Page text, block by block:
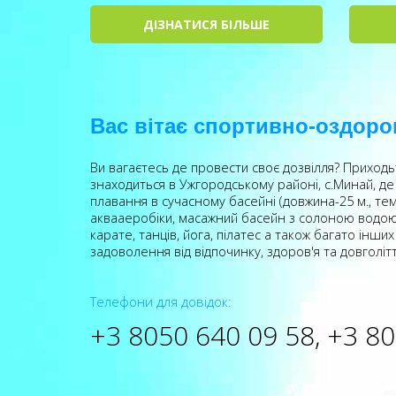
ДІЗНАТИСЯ БІЛЬШЕ
Вас вітає спортивно-
Ви вагаєтесь де провести своє дозвілля?
знаходиться в Ужгородському районі, с.Минай,
плавання в сучасному басейні (довжина-25 м.,
аквааеробіки, масажний басейн з солоною
карате, танців, йога, пілатес а також багато
задоволення від відпочинку, здоров'я та
Телефони для довідок:
+3 8050 640 09 58, +3